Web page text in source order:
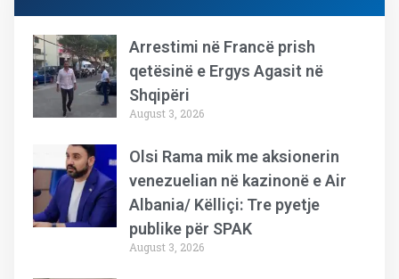
Arrestimi në Francë prish
qetësinë e Ergys Agasit në
Shqipëri
August 3, 2026
Olsi Rama mik me aksionerin
venezuelian në kazinonë e Air
Albania/ Këlliçi: Tre pyetje
publike për SPAK
August 3, 2026